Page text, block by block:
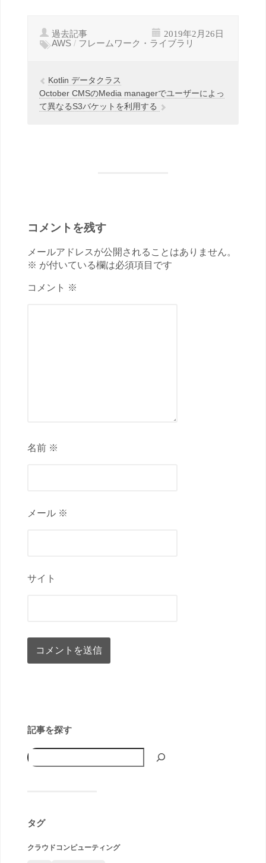
過去記事 2019年2月26日
AWS / フレームワーク・ライブラリ
Kotlin データクラス
October CMSのMedia managerでユーザーによっ
て異なるS3バケットを利用する
コメントを残す
メールアドレスが公開されることはありません。
※ が付いている欄は必須項目です
コメント ※
名前 ※
メール ※
サイト
記事を探す
タグ
クラウドコンピューティング